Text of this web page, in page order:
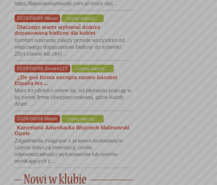
https://laboratoriumwody.com.pl może dać ...
2026/08/08 Mixon czytaj więcej...
Dlaczego warto wybierać dobrze
dopasowaną bieliznę dla kobiet
Komfort noszenia zależy przede wszystkim od
właściwego dopasowania bielizny do sylwetki.
Zbyt ciasne lub zbyt ...
2026/08/08 James227 czytaj więcej...
¿De qué forma encripta casino bassbet
España los ...
Mam trzydzieści osiem lat, od piętnastu pracuję w
tej samej firmie ubezpieczeniowej, gdzie każdy
dzień ...
2026/08/08 Mixon czytaj więcej...
Kancelaria Adwokacka Wojciech Malinowski
Opole
Zagadnienia związane z prawem budowlanym
często dotyczą inwestycji, umów,
odpowiedzialności wykonawców lub sporów
wynikających z ...